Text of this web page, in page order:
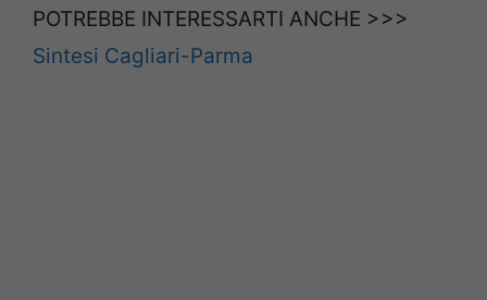
POTREBBE INTERESSARTI ANCHE >>>
Sintesi Cagliari-Parma